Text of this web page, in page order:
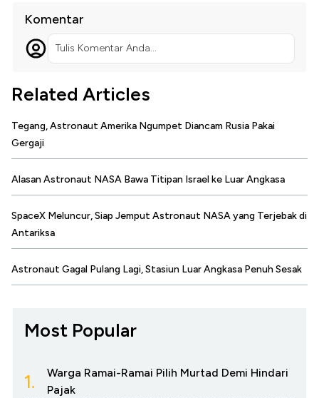
Komentar
Tulis Komentar Anda...
Related Articles
Tegang, Astronaut Amerika Ngumpet Diancam Rusia Pakai
Gergaji
Alasan Astronaut NASA Bawa Titipan Israel ke Luar Angkasa
SpaceX Meluncur, Siap Jemput Astronaut NASA yang Terjebak di
Antariksa
Astronaut Gagal Pulang Lagi, Stasiun Luar Angkasa Penuh Sesak
Most Popular
1.
Warga Ramai-Ramai Pilih Murtad Demi Hindari
Pajak